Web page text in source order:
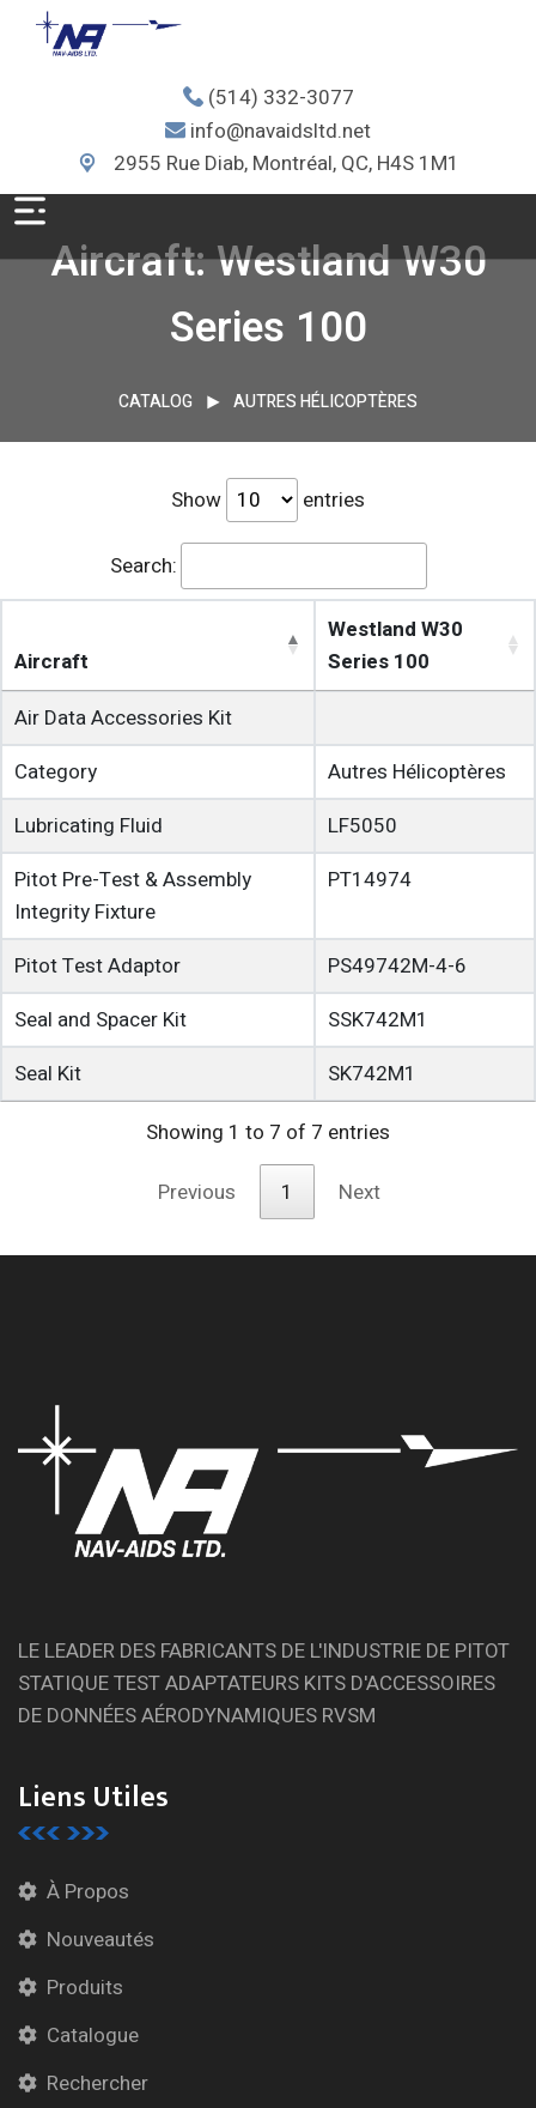
(514) 332-3077
info@navaidsltd.net
2955 Rue Diab, Montréal, QC, H4S 1M1
Aircraft: Westland W30
Series 100
CATALOG AUTRES HÉLICOPTÈRES
Show entries
Search:
Aircraft
Westland W30
Series 100
Air Data Accessories Kit
Category
Autres Hélicoptères
Lubricating Fluid
LF5050
Pitot Pre-Test & Assembly
Integrity Fixture
PT14974
Pitot Test Adaptor
PS49742M-4-6
Seal and Spacer Kit
SSK742M1
Seal Kit
SK742M1
Showing 1 to 7 of 7 entries
Previous
1 Next
LE LEADER DES FABRICANTS DE L'INDUSTRIE DE PITOT
STATIQUE TEST ADAPTATEURS KITS D'ACCESSOIRES
DE DONNÉES AÉRODYNAMIQUES RVSM
Liens Utiles
À Propos
Nouveautés
Produits
Catalogue
Rechercher